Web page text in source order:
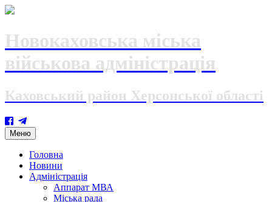
Новокаховська міська
військова адміністрація
Каховський район Херсонської області
Меню Skip
to
content
Головна
Новини
Адміністрація
Аппарат МВА
Міська рада